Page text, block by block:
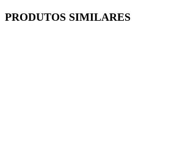
PRODUTOS SIMILARES